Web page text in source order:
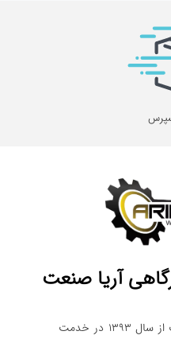
آریا صنعت
شرکت تجهیزات تعمیرگاهی آریا صنعت از سال ۱۳۹۳ در خدمت